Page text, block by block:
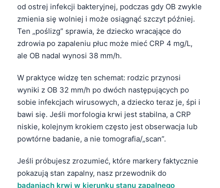
od ostrej infekcji bakteryjnej, podczas gdy OB zwykle
zmienia się wolniej i może osiągnąć szczyt później.
Ten „poślizg” sprawia, że dziecko wracające do
zdrowia po zapaleniu płuc może mieć CRP 4 mg/L,
ale OB nadal wynosi 38 mm/h.
W praktyce widzę ten schemat: rodzic przynosi
wyniki z OB 32 mm/h po dwóch następujących po
sobie infekcjach wirusowych, a dziecko teraz je, śpi i
bawi się. Jeśli morfologia krwi jest stabilna, a CRP
niskie, kolejnym krokiem często jest obserwacja lub
powtórne badanie, a nie tomografia/„scan”.
Jeśli próbujesz zrozumieć, które markery faktycznie
pokazują stan zapalny, nasz przewodnik do
badaniach krwi w kierunku stanu zapalnego